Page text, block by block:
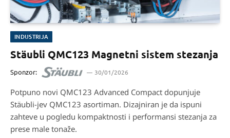
INDUSTRIJA
Stäubli QMC123 Magnetni sistem stezanja
Sponzor: 30/01/2026
Potpuno novi QMC123 Advanced Compact dopunjuje
Stäubli-jev QMC123 asortiman. Dizajniran je da ispuni
zahteve u pogledu kompaktnosti i performansi stezanja za
prese male tonaže.